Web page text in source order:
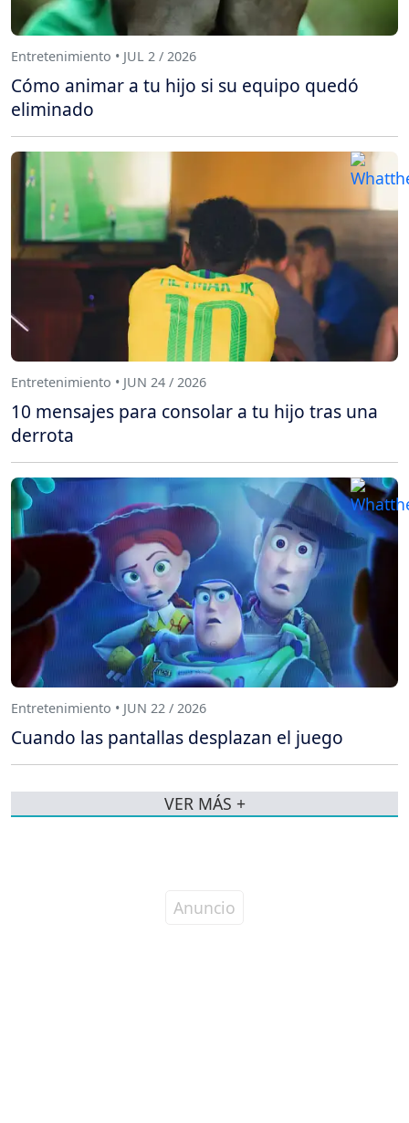
Entretenimiento • JUL 2 / 2026
Cómo animar a tu hijo si su equipo quedó
eliminado
Entretenimiento • JUN 24 / 2026
10 mensajes para consolar a tu hijo tras una
derrota
Entretenimiento • JUN 22 / 2026
Cuando las pantallas desplazan el juego
VER MÁS +